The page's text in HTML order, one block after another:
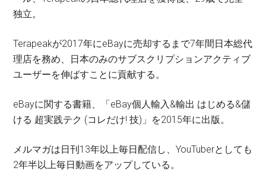
独立。
Terapeakが2017年にeBayに売却するまで7年間日本総代
理店を務め、日本のみのサブスクリプションアクティブ
ユーザーを伸ばすことに貢献する。
eBayに関する書籍、「eBay個人輸入&輸出 はじめる&儲
ける 超実践テク (コレだけ! 技)」を2015年に出版。
メルマガは日刊13年以上毎日配信し、YouTuberとしても
2年半以上毎日動画をアップしている。